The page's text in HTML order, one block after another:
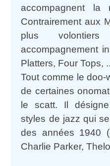
accompagnent la
Contrairement aux
plus
accompagnement
Platters, Four Tops,
Tout comme le
de certaines
le scatt. Il
styles de jazz qui
des années 1940
Charlie Parker,